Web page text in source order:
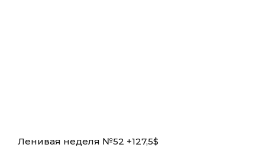
Ленивая неделя №52 +127,5$